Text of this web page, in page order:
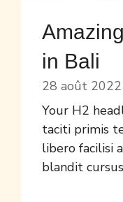
in Bali
28 août 2022
Your H2
taciti primis
libero facilisi
blandit